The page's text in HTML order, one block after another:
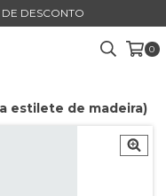
DESCONTO
0
estilete de madeira)